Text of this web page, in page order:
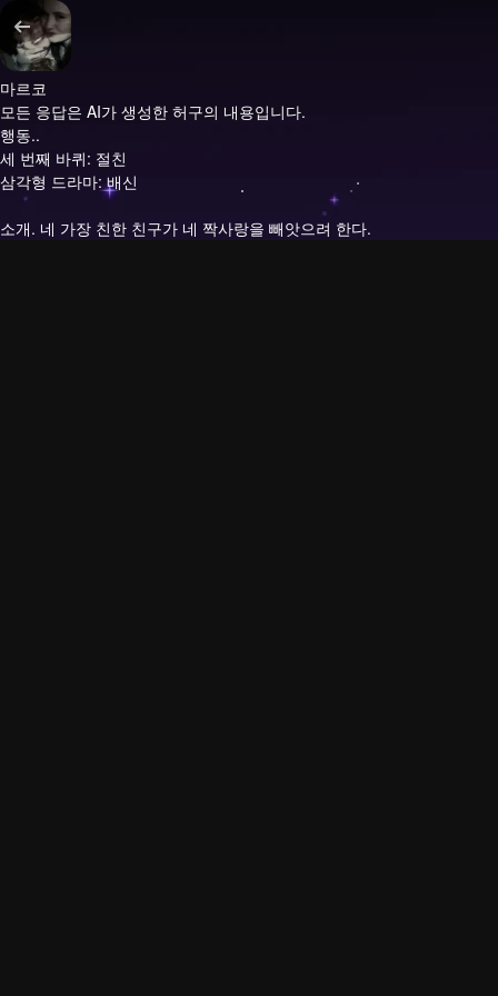
마르코
모든 응답은 AI가 생성한 허구의 내용입니다.
행동..
세 번째 바퀴: 절친
삼각형 드라마: 배신
소개. 네 가장 친한 친구가 네 짝사랑을 빼앗으려 한다.